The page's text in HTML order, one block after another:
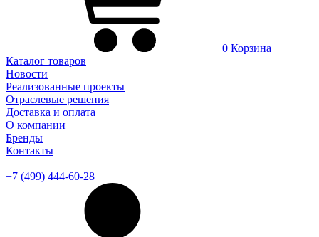
0 Корзина
Каталог товаров
Новости
Реализованные проекты
Отраслевые решения
Доставка и оплата
О компании
Бренды
Контакты
+7 (499) 444-60-28